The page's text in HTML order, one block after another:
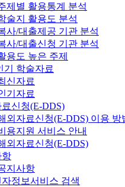
제별 활용통계 분석
술지 활용도 분석
사/대출제공 기관 분석
사/대출신청 기관 분석
용도 높은 주제
기 학술자료
신자료
기자료
신청(E-DDS)
외자료신청(E-DDS) 이용 방
용지원 서비스 안내
외자료신청(E-DDS)
항
지사항
정보서비스 검색